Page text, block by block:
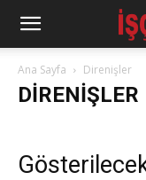
Ana Sayfa Direnişler
DIRENIŞLER